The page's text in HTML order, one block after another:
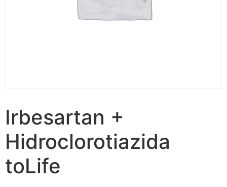
Irbesartan +
Hidroclorotiazida
toLife